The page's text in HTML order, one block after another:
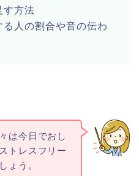
す方法
る人の割合や音の伝わ
は今日でおし
トレスフリー
ょう。